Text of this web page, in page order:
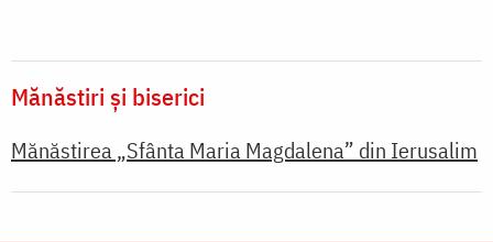
Mănăstiri și biserici
Mănăstirea „Sfânta Maria Magdalena” din Ierusalim